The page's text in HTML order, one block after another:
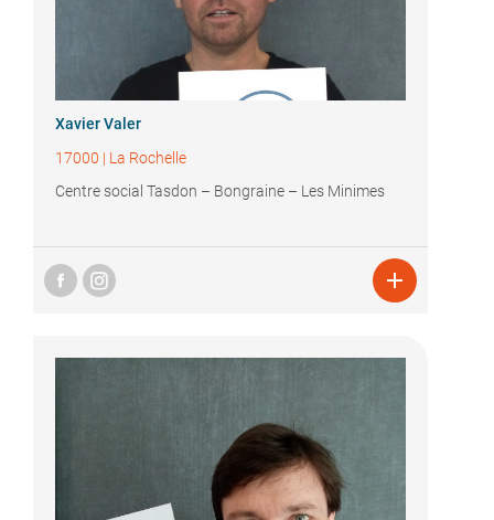
Xavier Valer
17000 | La Rochelle
Centre social Tasdon – Bongraine – Les Minimes
